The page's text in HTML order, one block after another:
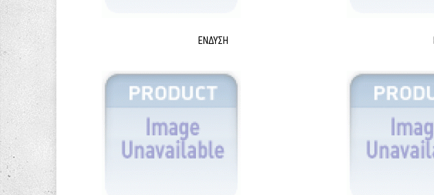
ΈΝΔΥΣΗ